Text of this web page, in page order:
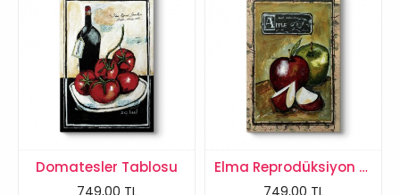
Domatesler Tablosu Elma Reprodüksiyon Tablo